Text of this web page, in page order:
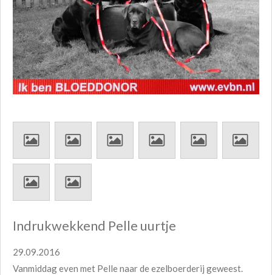
Indrukwekkend Pelle uurtje
29.09.2016
Vanmiddag even met Pelle naar de ezelboerderij geweest.